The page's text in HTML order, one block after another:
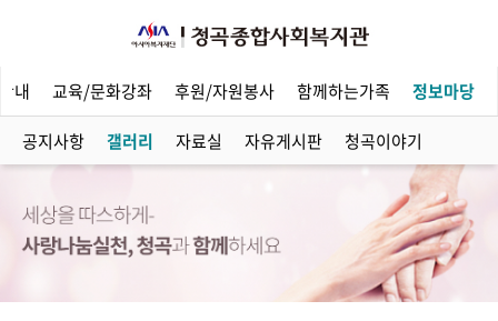
내 교육/문화강좌 후원/자원봉사 함께하는가족 정보마당
공지사항 갤러리 자료실 자유게시판 청곡이야기